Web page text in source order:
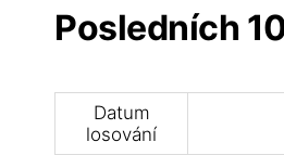
Posledních
Datum
losování